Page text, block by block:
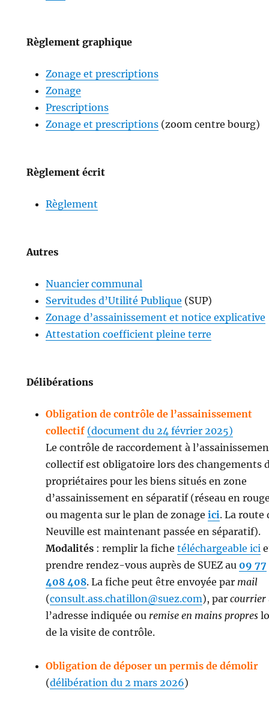
Règlement graphique
Zonage et prescriptions
Zonage
Prescriptions
Zonage et prescriptions(zoom centre bourg)
Règlement écrit
Règlement
Autres
Nuancier communal
Servitudes d’Utilité Publique (SUP)
Zonage d’assainissement et notice explicative
Attestation coefficient pleine terre
Délibérations
Obligation de contrôle de l’assainissement
collectif (document du 24 février 2025)
Le contrôle de raccordement à
collectif est obligatoire lors des changements
propriétaires pour les biens situés en zone
d’assainissement en séparatif (réseau en
ou magenta sur le plan de zonage ici. La route
Neuville est maintenant passée en séparatif).
Modalités: remplir la fiche téléchargeable ici
prendre rendez-vous auprès de SUEZ au 09 77
408 408. La fiche peut être envoyée par mail
(consult.ass.chatillon@suez.com), par courrier
l’adresse indiquée ou remise en mains propres
de la visite de contrôle.
Obligation de déposer un permis de démolir
(délibération du 2 mars 2026)